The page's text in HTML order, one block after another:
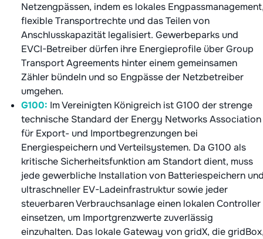
Netzengpässen, indem es lokales
flexible Transportrechte und das Teilen von
Anschlusskapazität legalisiert. Gewerbeparks und
EVCI-Betreiber dürfen ihre Energieprofile über Group
Transport Agreements hinter einem gemeinsamen
Zähler bündeln und so Engpässe der Netzbetreiber
umgehen.
G100: Im Vereinigten Königreich ist G100 der strenge
technische Standard der Energy Networks Association
für Export- und Importbegrenzungen bei
Energiespeichern und Verteilsystemen. Da G100 als
kritische Sicherheitsfunktion am Standort dient, muss
jede gewerbliche Installation von Batteriespeichern
ultraschneller EV-Ladeinfrastruktur sowie jeder
steuerbaren Verbrauchsanlage einen lokalen Controller
einsetzen, um Importgrenzwerte zuverlässig
einzuhalten. Das lokale Gateway von gridX, die